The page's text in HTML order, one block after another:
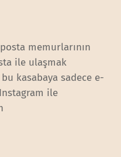
posta memurlarının
ile ulaşmak
kasabaya sadece e-
ile